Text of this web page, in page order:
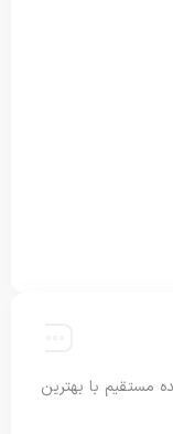
مستقیم با بهترین